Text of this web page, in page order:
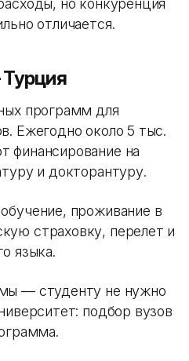
но конкуренция
отличается.
программ для
Ежегодно около 5 тыс.
финансирование на
и докторантуру.
проживание в
страховку, перелет и
языка.
— студенту не нужно
подбор вузов